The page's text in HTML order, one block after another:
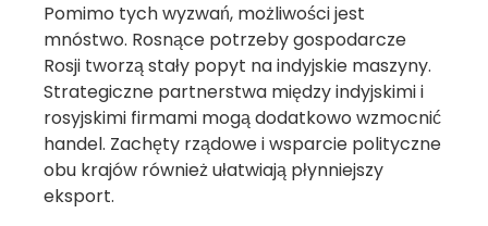
Pomimo tych wyzwań, możliwości jest
mnóstwo. Rosnące potrzeby gospodarcze
Rosji tworzą stały popyt na indyjskie maszyny.
Strategiczne partnerstwa między indyjskimi i
rosyjskimi firmami mogą dodatkowo wzmocnić
handel. Zachęty rządowe i wsparcie polityczne
obu krajów również ułatwiają płynniejszy
eksport.